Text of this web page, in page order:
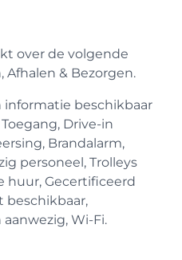
over de volgende
Afhalen & Bezorgen.
beschikbaar
Drive-in
Brandalarm,
personeel, Trolleys
huur, Gecertificeerd
beschikbaar,
Wi-Fi.